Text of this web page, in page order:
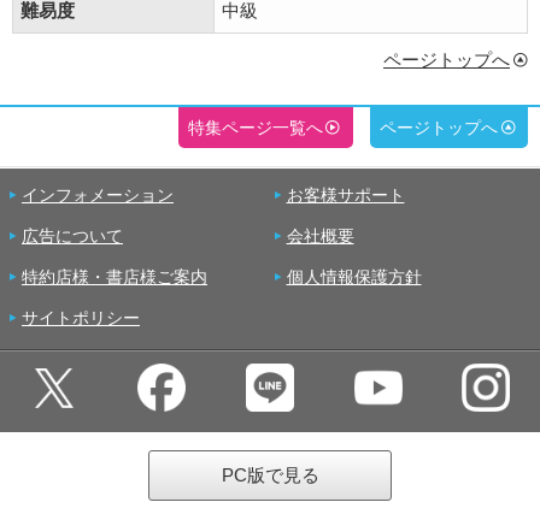
難易度 中級
ページトップへ
特集ページ一覧へ ページトップへ
インフォメーション お客様サポート
広告について 会社概要
特約店様・書店様ご案内 個人情報保護方針
サイトポリシー
PC版で見る